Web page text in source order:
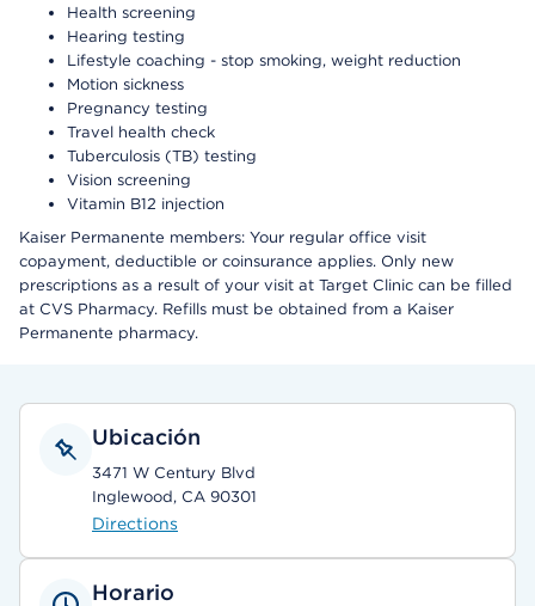
Health screening
Hearing testing
Lifestyle coaching - stop smoking, weight reduction
Motion sickness
Pregnancy testing
Travel health check
Tuberculosis (TB) testing
Vision screening
Vitamin B12 injection
Kaiser Permanente members: Your regular office visit
copayment, deductible or coinsurance applies. Only new
prescriptions as a result of your visit at Target Clinic can be filled
at CVS Pharmacy. Refills must be obtained from a Kaiser
Permanente pharmacy.
Ubicación
3471 W Century Blvd
Inglewood, CA 90301
Directions
Horario